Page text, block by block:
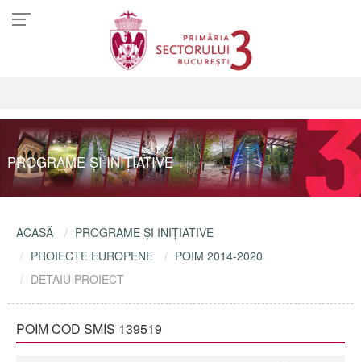
PROGRAME ŞI INIŢIATIVE
ACASĂ
PROGRAME ŞI INIŢIATIVE
PROIECTE EUROPENE
POIM 2014-2020
DETAIU PROIECT
POIM COD SMIS 139519